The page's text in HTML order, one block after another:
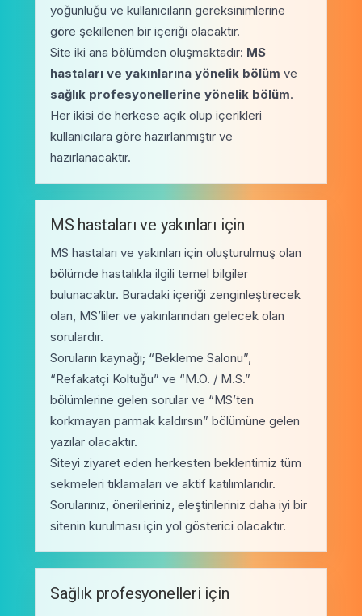
yoğunluğu ve kullanıcıların gereksinimlerine
göre şekillenen bir içeriği olacaktır.
Site iki ana bölümden oluşmaktadır: MS
hastaları ve yakınlarına yönelik bölüm ve
sağlık profesyonellerine yönelik bölüm.
Her ikisi de herkese açık olup içerikleri
kullanıcılara göre hazırlanmıştır ve
hazırlanacaktır.
MS hastaları ve yakınları için
MS hastaları ve yakınları için oluşturulmuş olan
bölümde hastalıkla ilgili temel bilgiler
bulunacaktır. Buradaki içeriği zenginleştirecek
olan, MS’liler ve yakınlarından gelecek olan
sorulardır.
Soruların kaynağı; “Bekleme Salonu”,
“Refakatçi Koltuğu” ve “M.Ö. / M.S.”
bölümlerine gelen sorular ve “MS’ten
korkmayan parmak kaldırsın” bölümüne gelen
yazılar olacaktır.
Siteyi ziyaret eden herkesten beklentimiz tüm
sekmeleri tıklamaları ve aktif katılımlarıdır.
Sorularınız, önerileriniz, eleştirileriniz daha iyi bir
sitenin kurulması için yol gösterici olacaktır.
Sağlık profesyonelleri için